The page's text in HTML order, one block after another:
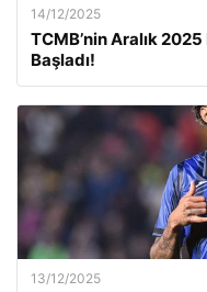
14/12/2025
TCMB’nin Aralık
Başladı!
13/12/2025